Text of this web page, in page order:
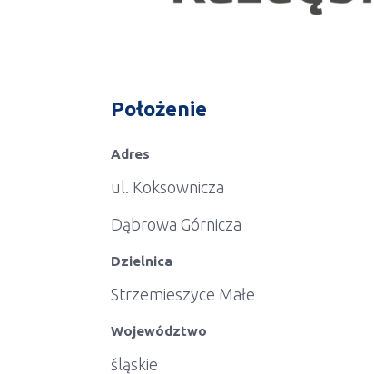
Położenie
Adres
ul. Koksownicza
Dąbrowa Górnicza
Dzielnica
Strzemieszyce Małe
Województwo
śląskie